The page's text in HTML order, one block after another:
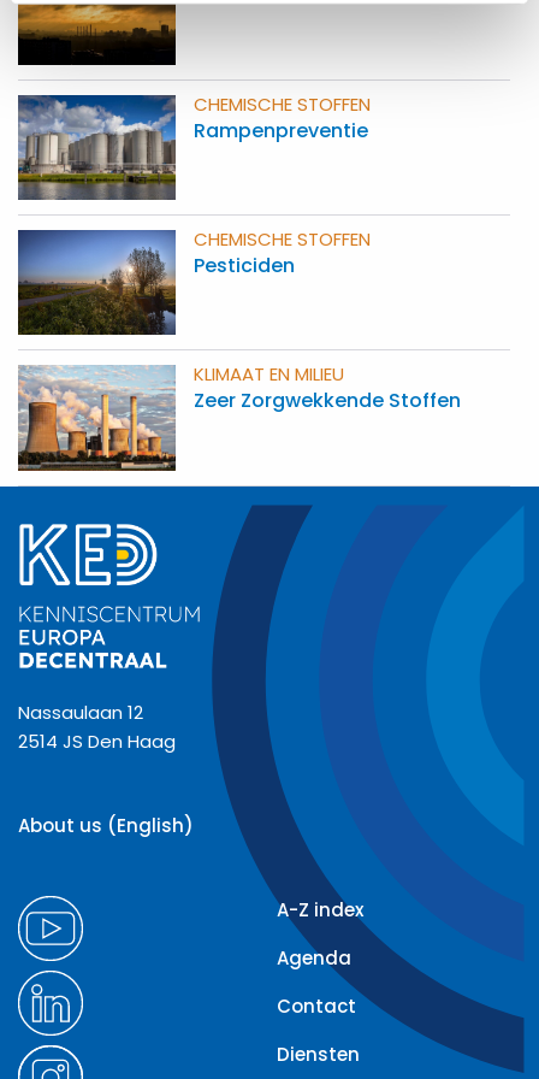
CHEMISCHE STOFFEN
Rampenpreventie
CHEMISCHE STOFFEN
Pesticiden
KLIMAAT EN MILIEU
Zeer Zorgwekkende Stoffen
Nassaulaan 12
2514 JS Den Haag
About us (English)
A-Z index
Agenda
Contact
Diensten